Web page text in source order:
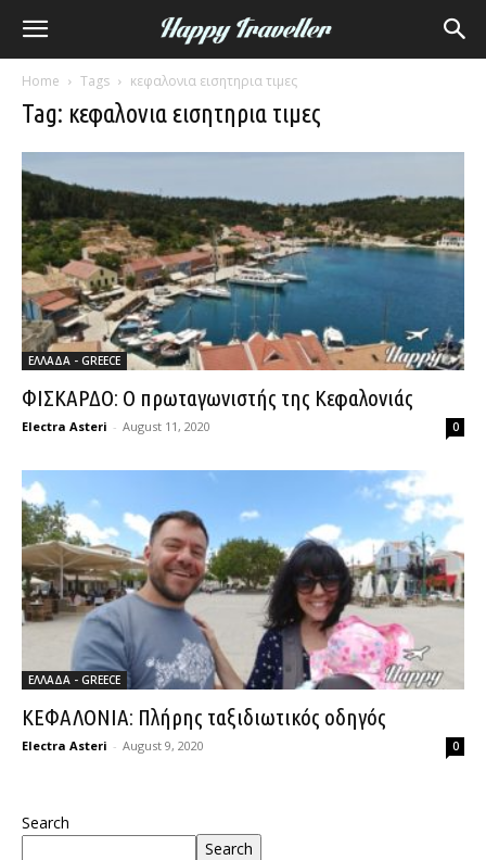
Home Tags κεφαλονια εισητηρια τιμες
Tag: κεφαλονια εισητηρια τιμες
ΕΛΛΑΔΑ - GREECE
ΦΙΣΚΑΡΔΟ: Ο πρωταγωνιστής της Κεφαλονιάς
Electra Asteri - August 11, 2020 0
ΕΛΛΑΔΑ - GREECE
ΚΕΦΑΛΟΝΙΑ: Πλήρης ταξιδιωτικός οδηγός
Electra Asteri - August 9, 2020 0
Search
Search